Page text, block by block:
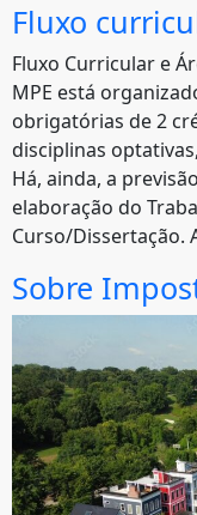
Fluxo
Fluxo Curricular e
MPE está
obrigatórias de 2
disciplinas
Há, ainda, a
elaboração do
Curso/Dissertação.
Sobre